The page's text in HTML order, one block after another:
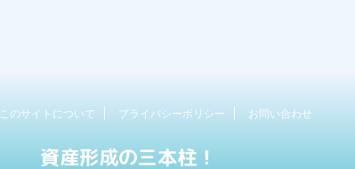
このサイトについて プライバシーポリシー お問い合わせ
資産形成の三本柱！